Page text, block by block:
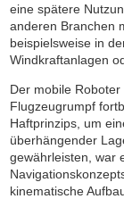
eine spätere
anderen Branchen
beispielsweise in
Windkraftanlagen
Der mobile
Flugzeugrumpf
Haftprinzips, um
überhängender
gewährleisten, war
kinematische